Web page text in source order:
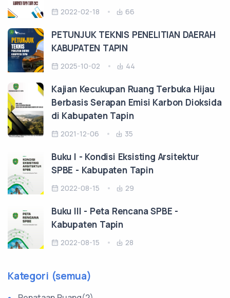
2022-02-18 66
PETUNJUK TEKNIS PENELITIAN DAERAH
KABUPATEN TAPIN
2025-10-02 44
Kajian Kecukupan Ruang Terbuka Hijau
Berbasis Serapan Emisi Karbon Dioksida
di Kabupaten Tapin
2021-12-06 35
Buku I - Kondisi Eksisting Arsitektur
SPBE - Kabupaten Tapin
2022-08-15 29
Buku III - Peta Rencana SPBE -
Kabupaten Tapin
2022-08-15 28
Kategori (semua)